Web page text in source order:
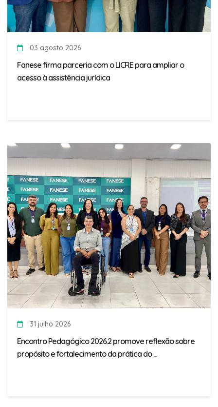
03 agosto 2026
Fanese firma parceria com o LICRE para ampliar o
acesso à assistência jurídica
31 julho 2026
Encontro Pedagógico 2026.2 promove reflexão sobre
propósito e fortalecimento da prática do ...